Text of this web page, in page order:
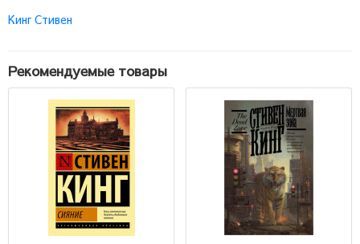
Кинг Стивен
Рекомендуемые товары